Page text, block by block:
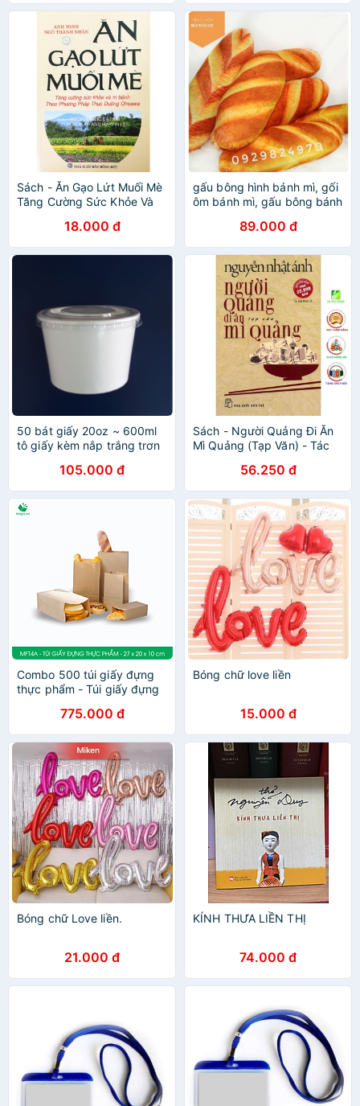
Sách - Ăn Gạo Lứt Muối Mè
Tăng Cường Sức Khỏe Và
Thực Dưỡng Ohsawa
18.000 đ
gấu bông hình bánh mì, gối
ôm bánh mì, gấu bông bánh
89.000 đ
50 bát giấy 20oz ~ 600ml
tô giấy kèm nắp trắng trơn
tobokki, kem nhà hàng
quán ăn
105.000 đ
Sách - Người Quảng Đi Ăn
Mì Quảng (Tạp Văn) - Tác
56.250 đ
Combo 500 túi giấy đựng
thực phẩm - Túi giấy đựng
775.000 đ
Bóng chữ love liền
15.000 đ
Bóng chữ Love liền.
21.000 đ
KÍNH THƯA LIỀN THỊ
74.000 đ